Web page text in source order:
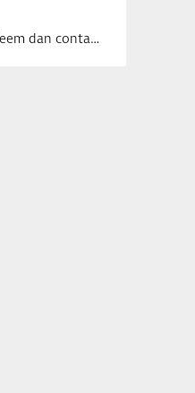
Uw vacature voor 4 weken op www.dekapper.biz ? Neem dan contact op met Maaike …